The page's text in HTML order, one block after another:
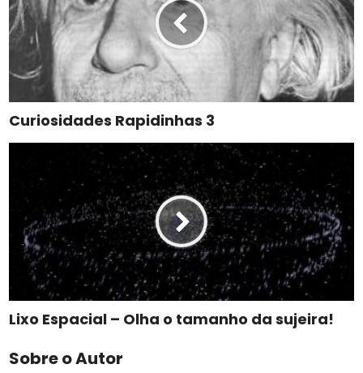
Curiosidades Rapidinhas 3
Lixo Espacial – Olha o tamanho da sujeira!
Sobre o Autor